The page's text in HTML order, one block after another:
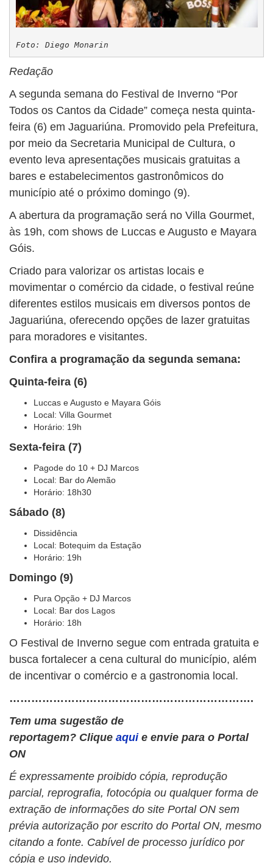
Foto: Diego Monarin
Redação
A segunda semana do Festival de Inverno “Por
Todos os Cantos da Cidade” começa nesta quinta-
feira (6) em Jaguariúna. Promovido pela Prefeitura,
por meio da Secretaria Municipal de Cultura, o
evento leva apresentações musicais gratuitas a
bares e estabelecimentos gastronômicos do
município até o próximo domingo (9).
A abertura da programação será no Villa Gourmet,
às 19h, com shows de Luccas e Augusto e Mayara
Góis.
Criado para valorizar os artistas locais e
movimentar o comércio da cidade, o festival reúne
diferentes estilos musicais em diversos pontos de
Jaguariúna, oferecendo opções de lazer gratuitas
para moradores e visitantes.
Confira a programação da segunda semana:
Quinta-feira (6)
Luccas e Augusto e Mayara Góis
Local: Villa Gourmet
Horário: 19h
Sexta-feira (7)
Pagode do 10 + DJ Marcos
Local: Bar do Alemão
Horário: 18h30
Sábado (8)
Dissidência
Local: Botequim da Estação
Horário: 19h
Domingo (9)
Pura Opção + DJ Marcos
Local: Bar dos Lagos
Horário: 18h
O Festival de Inverno segue com entrada gratuita e
busca fortalecer a cena cultural do município, além
de incentivar o comércio e a gastronomia local.
………………………………………………………….
Tem uma sugestão de
reportagem? Clique aqui e envie para o Portal
ON
É expressamente proibido cópia, reprodução
parcial, reprografia, fotocópia ou qualquer forma de
extração de informações do site Portal ON sem
prévia autorização por escrito do Portal ON, mesmo
citando a fonte. Cabível de processo jurídico por
cópia e uso indevido.